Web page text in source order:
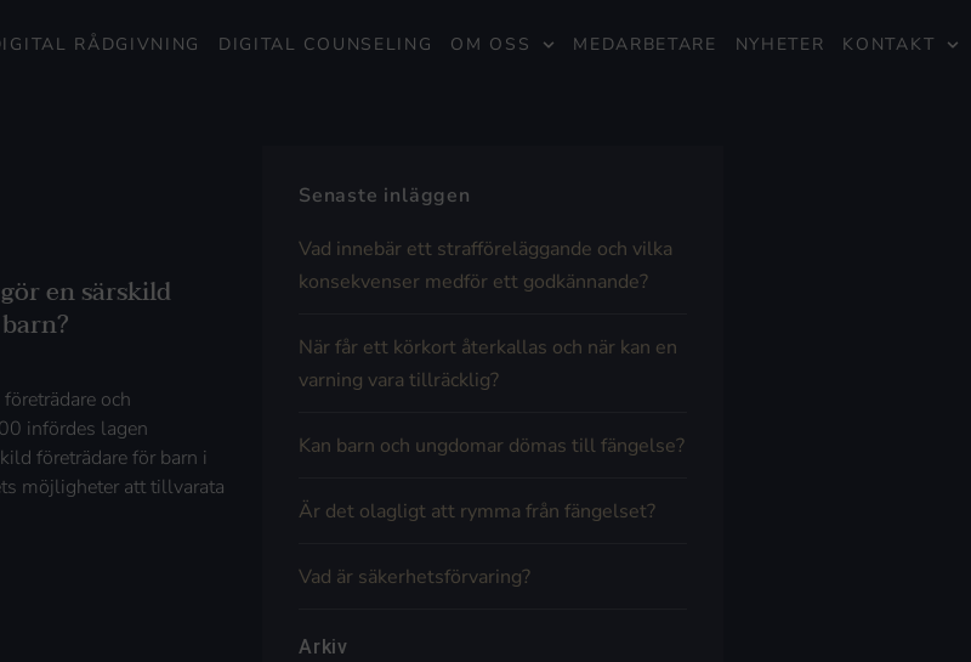
RÅDGIVNING DIGITAL COUNSELING OM OSS MEDARBETARE NYHETER KONTAKT
en särskild
och
infördes lagen
företrädare för barn i
möjligheter att tillvarata
Senaste inläggen
Vad innebär ett strafföreläggande och vilka
konsekvenser medför ett godkännande?
När får ett körkort återkallas och när kan en
varning vara tillräcklig?
Kan barn och ungdomar dömas till fängelse?
Är det olagligt att rymma från fängelset?
Vad är säkerhetsförvaring?
Arkiv